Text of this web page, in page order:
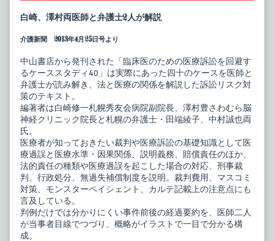
白崎、澤村両医師と弁護士2人が解説
介護新聞 2013年4月25日号より
中山書店から発刊された「臨床医のための医療訴訟を回避す
るケーススタディ40」は実際にあった四十のケースを医師と
弁護士が読み解き、法と医療の関係を解説した訴訟リスク対
策のテキスト。
編著者は白崎修一札幌秀友会病院副院長、澤村豊さわむら脳
神経クリニック院長と札幌の弁護士・田端綾子、中村誠也両
氏。
医療者が知っておきたい裁判や医療訴訟の基礎知識として医
療過誤と医療水準・因果関係、説明義務、賠償責任のほか、
法的責任の種類や医療過誤を起こした場合の対応、刑事裁
判、行政処分、無過失補償制度を説明。裁判費用、マスコミ
対策、モンスターペイシェント、カルテ記載上の注意点にも
言及している。
判例だけでは分かりにくい事件前後の経過要約を、医師二人
が当事者目線でつづり、概略がイラストで一目で分かる構
成。